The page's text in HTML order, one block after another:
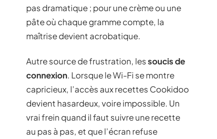
pas dramatique ; pour une crème ou une
pâte où chaque gramme compte, la
maîtrise devient acrobatique.
Autre source de frustration, lessoucis de
connexion. Lorsque le Wi-Fi se montre
capricieux, l’accès aux recettes Cookidoo
devient hasardeux, voire impossible. Un
vrai frein quand il faut suivre une recette
au pas à pas, et que l’écran refuse